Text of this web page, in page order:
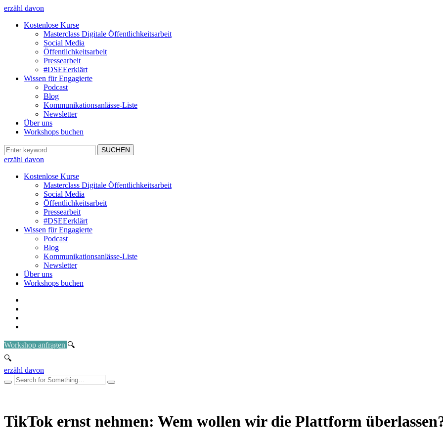
erzähl davon
Kostenlose Kurse
Masterclass Digitale Öffentlichkeitsarbeit
Social Media
Öffentlichkeitsarbeit
Pressearbeit
#DSEEerklärt
Wissen für Engagierte
Podcast
Blog
Kommunikationsanlässe-Liste
Newsletter
Über uns
Workshops buchen
erzähl davon
Kostenlose Kurse
Masterclass Digitale Öffentlichkeitsarbeit
Social Media
Öffentlichkeitsarbeit
Pressearbeit
#DSEEerklärt
Wissen für Engagierte
Podcast
Blog
Kommunikationsanlässe-Liste
Newsletter
Über uns
Workshops buchen
Workshop anfragen
erzähl davon
TikTok ernst nehmen: Wem wollen wir die Plattform